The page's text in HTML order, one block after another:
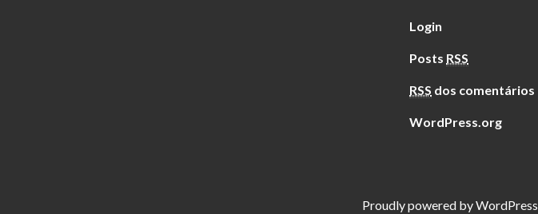
Login
Posts RSS
RSS dos comentários
WordPress.org
Proudly powered byWordPress